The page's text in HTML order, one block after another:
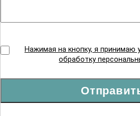
Нажимая на кнопку, я принимаю
обработку